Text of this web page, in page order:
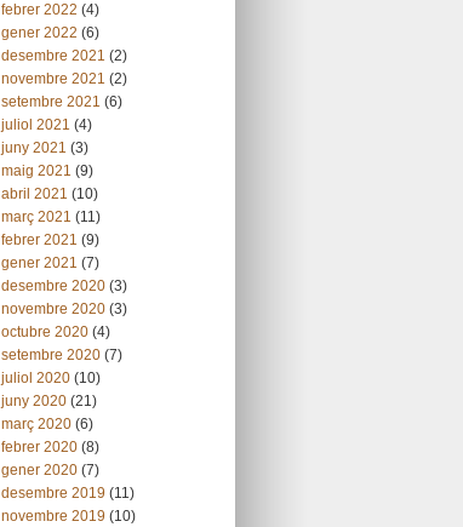
febrer 2022 (4)
gener 2022 (6)
desembre 2021 (2)
novembre 2021 (2)
setembre 2021 (6)
juliol 2021 (4)
juny 2021 (3)
maig 2021 (9)
abril 2021 (10)
març 2021 (11)
febrer 2021 (9)
gener 2021 (7)
desembre 2020(3)
novembre 2020(3)
octubre 2020(4)
setembre 2020(7)
juliol 2020(10)
juny 2020(21)
març 2020(6)
febrer 2020(8)
gener 2020(7)
desembre 2019 (11)
novembre 2019 (10)